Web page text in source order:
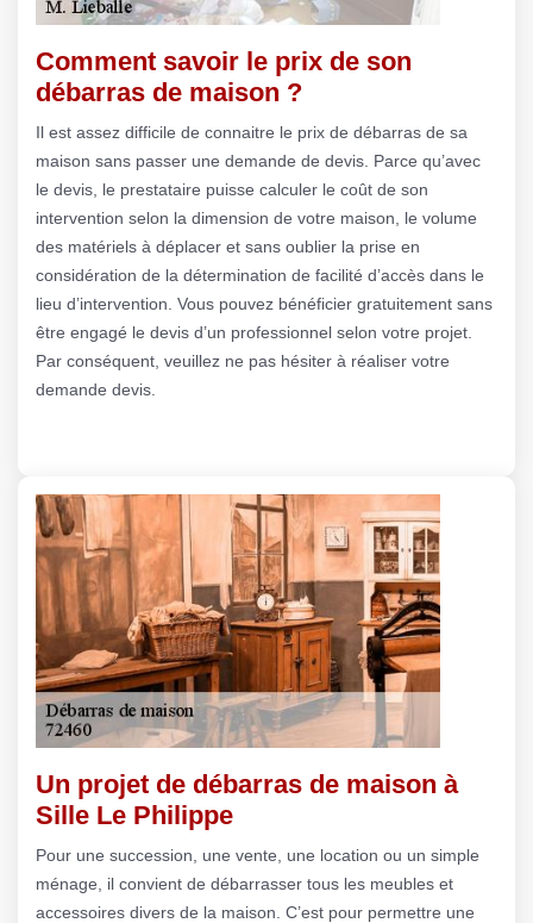
Comment savoir le prix de son
débarras de maison ?
Il est assez difficile de connaitre le prix de débarras de sa
maison sans passer une demande de devis. Parce qu’avec
le devis, le prestataire puisse calculer le coût de son
intervention selon la dimension de votre maison, le volume
des matériels à déplacer et sans oublier la prise en
considération de la détermination de facilité d’accès dans le
lieu d’intervention. Vous pouvez bénéficier gratuitement sans
être engagé le devis d’un professionnel selon votre projet.
Par conséquent, veuillez ne pas hésiter à réaliser votre
demande devis.
Un projet de débarras de maison à
Sille Le Philippe
Pour une succession, une vente, une location ou un simple
ménage, il convient de débarrasser tous les meubles et
accessoires divers de la maison. C’est pour permettre une